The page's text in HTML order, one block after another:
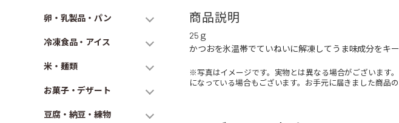
卵・乳製品・パン
冷凍食品・アイス
米・麺類
お菓子・デザート
豆腐・納豆・練物
商品説明
25ｇ
かつおを氷温帯でていねいに解凍してうま味成分をキ
※写真はイメージです。実物とは異なる場合がございます
になっている場合もございます。お手元に届きました商品